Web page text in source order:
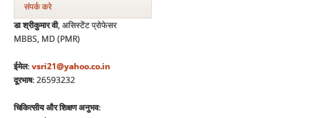
संपर्क करे
डा श्रीकुमार वी, असिस्टेंट प्रोफेसर
MBBS, MD (PMR)
ईमेल:vsri21@yahoo.co.in
दूरभाष: 26593232
चिकित्सीय और शिक्षण अनुभव: